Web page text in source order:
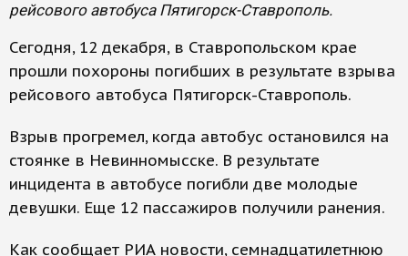
рейсового автобуса Пятигорск-Ставрополь.
Сегодня, 12 декабря, в Ставропольском крае
прошли похороны погибших в результате взрыва
рейсового автобуса Пятигорск-Ставрополь.
Взрыв прогремел, когда автобус остановился на
стоянке в Невинномысске. В результате
инцидента в автобусе погибли две молодые
девушки. Еще 12 пассажиров получили ранения.
Как сообщает РИА новости, семнадцатилетнюю